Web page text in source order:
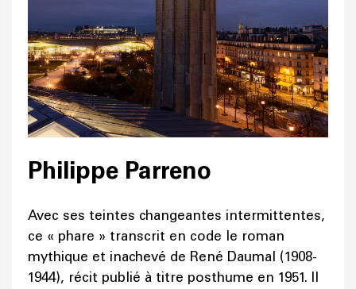
Philippe Parreno
Avec ses teintes changeantes intermittentes,
ce « phare » transcrit en code le roman
mythique et inachevé de René Daumal (1908-
1944), récit publié à titre posthume en 1951. Il